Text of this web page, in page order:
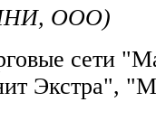
ООО)
сети
Экстра",